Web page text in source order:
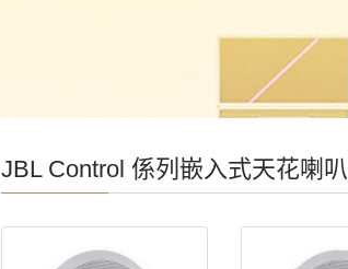
JBL Control 係列嵌入式天花喇叭